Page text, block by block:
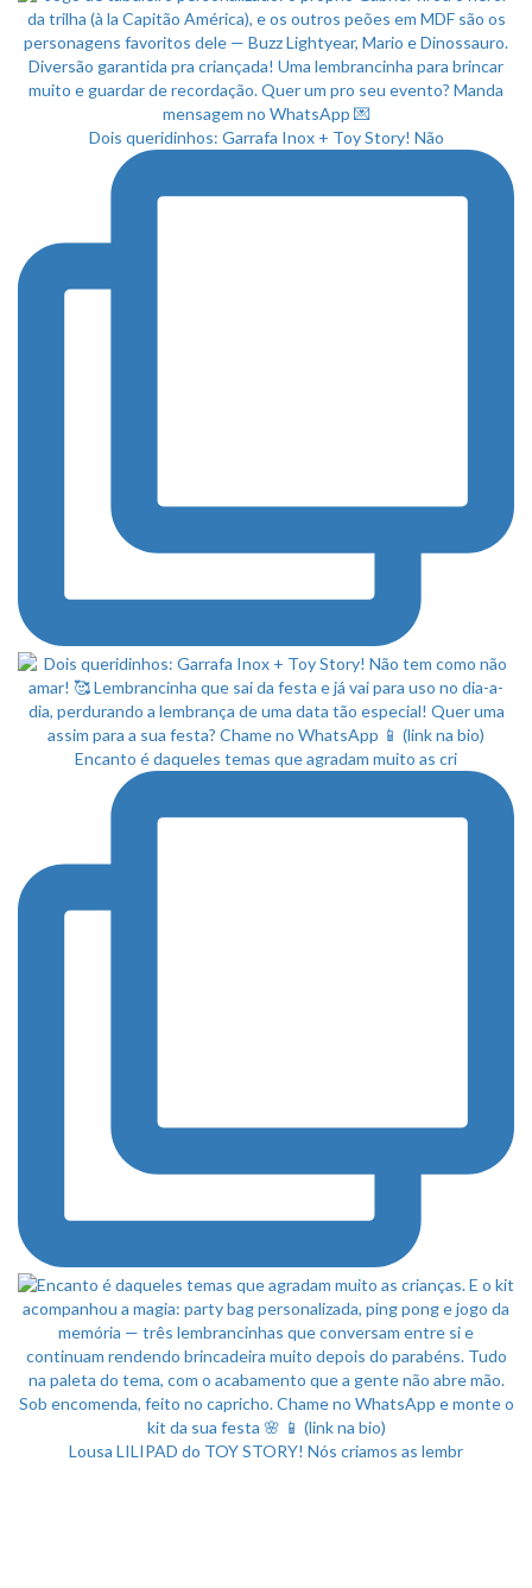
Dois queridinhos: Garrafa Inox + Toy Story! Não
Encanto é daqueles temas que agradam muito as cri
Lousa LILIPAD do TOY STORY! Nós criamos as lembr